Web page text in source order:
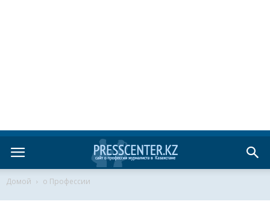
Домой о Профессии